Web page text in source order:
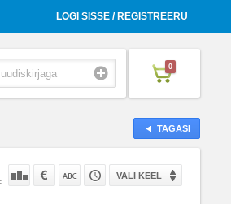
LOGI SISSE / REGISTREERU
0
TAGASI
VALI KEEL